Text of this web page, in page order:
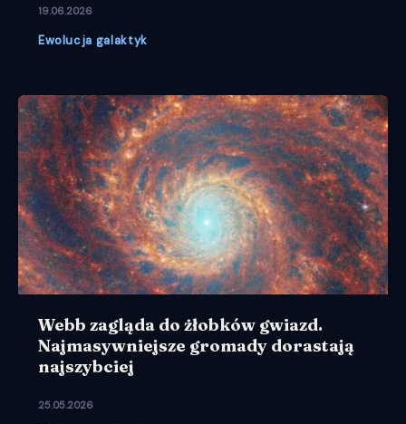
19.06.2026
Ewolucja galaktyk
Webb zagląda do żłobków gwiazd.
Najmasywniejsze gromady dorastają
najszybciej
25.05.2026